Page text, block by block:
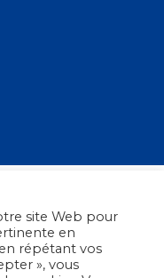
Brunel - 75017 Paris
site Web pour
en
répétant vos
», vous